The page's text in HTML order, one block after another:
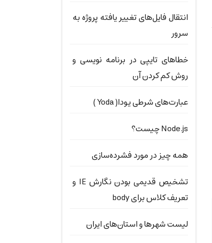
انتقال فایل‌های تغییر یافته پروژه به
سرور
خطاهای تایپی در برنامه نویسی و
روش کم کردن آن
عبارت‌های شرطی یودا( Yoda )
Node.js چیست؟
همه چیز در مورد فشرده‌سازی
تشخیص قدیمی بودن نگارش IE و
تعریف کلاس برای body
لیست شهرها و استان‌های ایران